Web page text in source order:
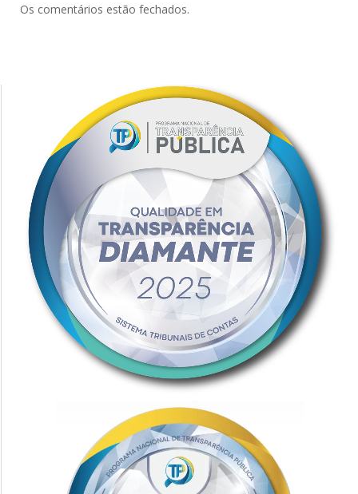
Os comentários estão fechados.